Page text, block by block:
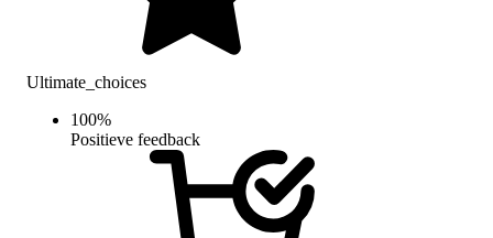
Ultimate_choices
100%
Positieve feedback